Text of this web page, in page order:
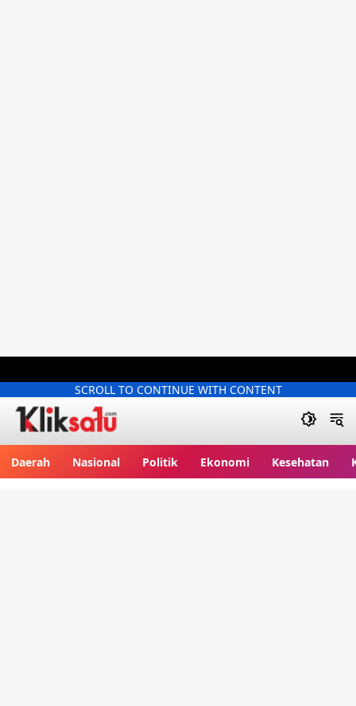
SCROLL TO CONTINUE WITH CONTENT
Daerah Nasional Politik Ekonomi Kesehatan